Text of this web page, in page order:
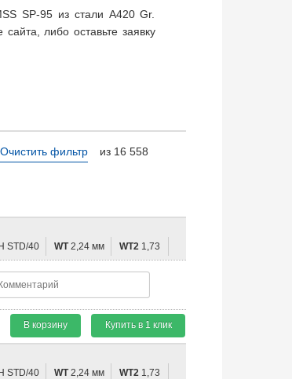
SP-95 из стали A420 Gr.
либо оставьте заявку
из 16 558
Очистить фильтр
STD/40 WT2,24 мм WT2 1,73
В корзину Купить в 1 клик
STD/40 WT2,24 мм WT2 1,73